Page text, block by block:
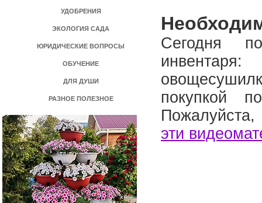
УДОБРЕНИЯ
ЭКОЛОГИЯ САДА
ЮРИДИЧЕСКИЕ ВОПРОСЫ
ОБУЧЕНИЕ
ДЛЯ ДУШИ
РАЗНОЕ ПОЛЕЗНОЕ
Сегодня
покупкой
эти